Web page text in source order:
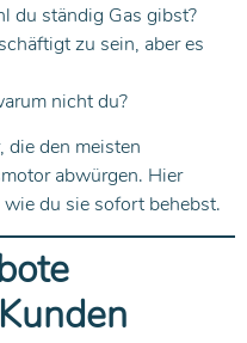
du ständig Gas gibst?
zu sein, aber es
nicht du?
die den meisten
abwürgen. Hier
du sie sofort behebst.